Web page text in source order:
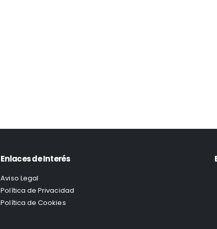
Enlaces de Interés
Aviso Legal
Política de Privacidad
Política de Cookies